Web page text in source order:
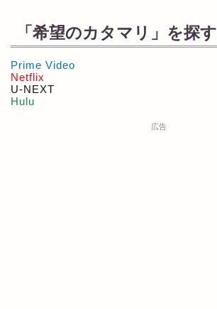
「希望のカタマリ」を探す
Prime Video
Netflix
U-NEXT
Hulu
広告